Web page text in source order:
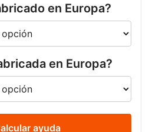
en Europa?
en Europa?
ayuda